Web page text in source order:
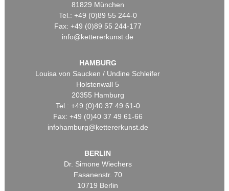
81829 München
Tel.: +49 (0)89 55 244-0
Fax: +49 (0)89 55 244-177
info@kettererkunst.de
HAMBURG
Louisa von Saucken / Undine Schleifer
Holstenwall 5
20355 Hamburg
Tel.: +49 (0)40 37 49 61-0
Fax: +49 (0)40 37 49 61-66
infohamburg@kettererkunst.de
BERLIN
Dr. Simone Wiechers
Fasanenstr. 70
10719 Berlin